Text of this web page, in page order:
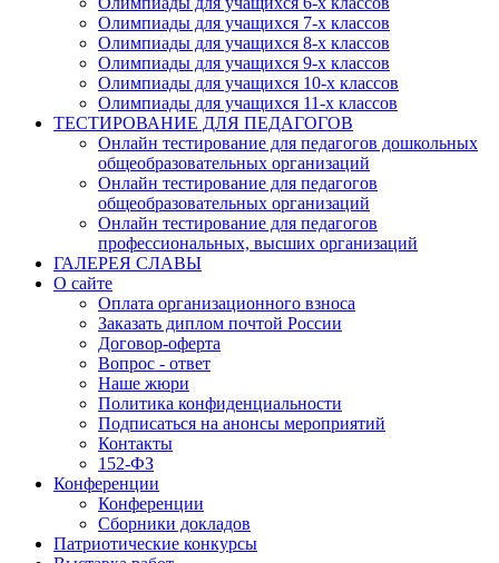
Олимпиады для учащихся 7-х классов
Олимпиады для учащихся 8-х классов
Олимпиады для учащихся 9-х классов
Олимпиады для учащихся 10-х классов
Олимпиады для учащихся 11-х классов
ТЕСТИРОВАНИЕ ДЛЯ ПЕДАГОГОВ
Онлайн тестирование для педагогов дошкольных
общеобразовательных организаций
Онлайн тестирование для педагогов
общеобразовательных организаций
Онлайн тестирование для педагогов
профессиональных, высших организаций
ГАЛЕРЕЯ СЛАВЫ
О сайте
Оплата организационного взноса
Заказать диплом почтой России
Договор-оферта
Вопрос - ответ
Наше жюри
Политика конфиденциальности
Подписаться на анонсы мероприятий
Контакты
152-ФЗ
Конференции
Конференции
Сборники докладов
Патриотические конкурсы